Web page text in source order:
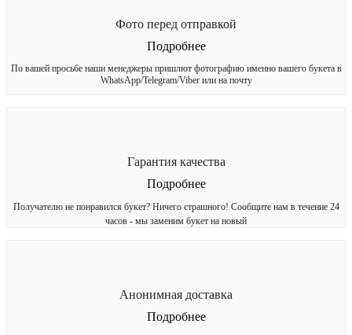
Фото перед отправкой
Подробнее
По вашей просьбе наши менеджеры пришлют фотографию именно вашего букета в
WhatsApp/Telegram/Viber или на почту
Гарантия качества
Подробнее
Получателю не понравился букет? Ничего страшного! Сообщите нам в течение 24
часов - мы заменим букет на новый
Анонимная доставка
Подробнее